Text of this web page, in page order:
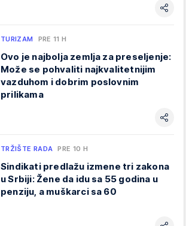
TURIZAM PRE 11 H
Ovo je najbolja zemlja za preseljenje:
Može se pohvaliti najkvalitetnijim
vazduhom i dobrim poslovnim
prilikama
TRŽIŠTE RADA PRE 10 H
Sindikati predlažu izmene tri zakona
u Srbiji: Žene da idu sa 55 godina u
penziju, a muškarci sa 60